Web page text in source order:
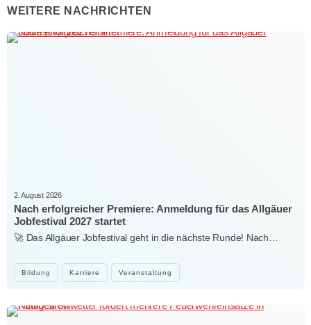
WEITERE NACHRICHTEN
Bildung Karriere Veranstaltung
2. August 2026
Nach erfolgreicher Premiere: Anmeldung für das Allgäuer
Jobfestival 2027 startet
🚀 Das Allgäuer Jobfestival geht in die nächste Runde! Nach…